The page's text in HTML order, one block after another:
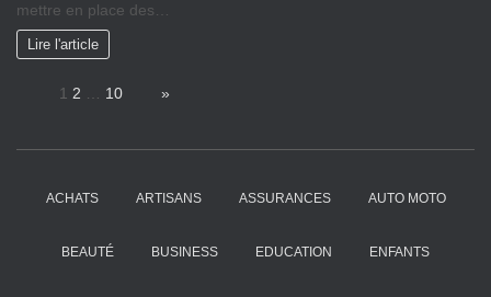
mettre en place des…
Lire l'article
1 2 … 10 »
ACHATS ARTISANS ASSURANCES AUTO MOTO
BEAUTÉ BUSINESS EDUCATION ENFANTS